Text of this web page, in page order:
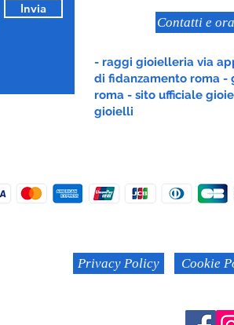
Invia
Contatti e
- raggi gioielleria via
di fidanzamento roma -
roma - sito ufficiale
gioielli
Privacy Policy Cookie